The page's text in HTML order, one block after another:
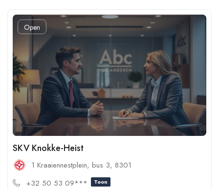
Open
SKV Knokke-Heist
1 Kraaiennestplein, bus 3, 8301
+32 50 53 09***
Toon